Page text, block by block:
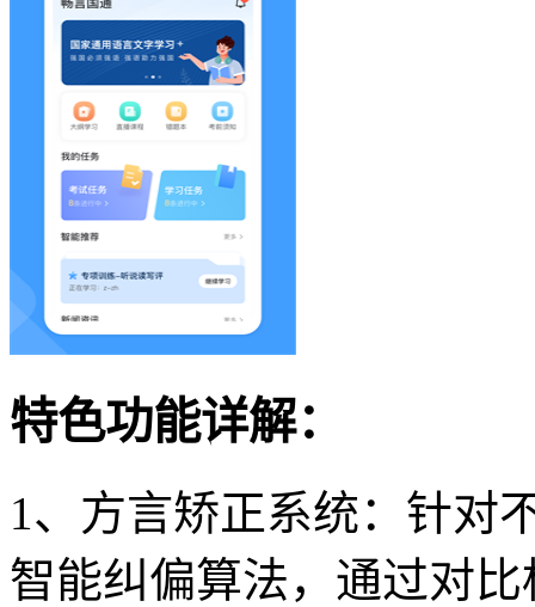
特色功能详解：
1、方言矫正系统：针对
智能纠偏算法，通过对